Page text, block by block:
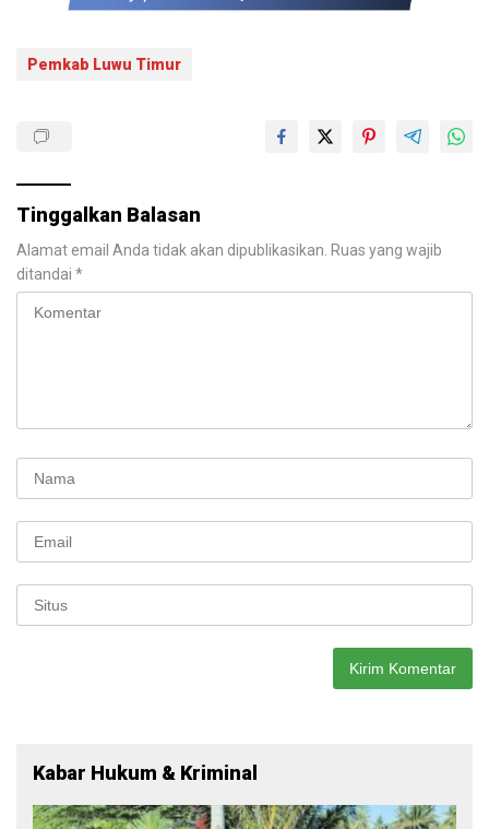
Pemkab Luwu Timur
Tinggalkan Balasan
Alamat email Anda tidak akan dipublikasikan. Ruas yang wajib
ditandai *
Kabar Hukum & Kriminal